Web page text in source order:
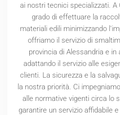
ai nostri tecnici specializzati. A
grado di effettuare la
materiali edili minimizzando
offriamo il servizio di
provincia di Alessandria e
adattando il servizio alle
clienti. La sicurezza e la
la nostra priorità. Ci
alle normative vigenti circa lo
garantire un servizio affidabile